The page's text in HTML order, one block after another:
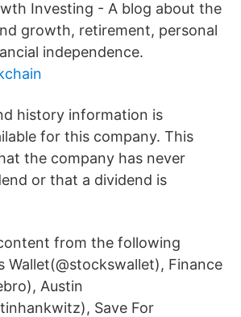
Investing - A blog about the
growth, retirement, personal
independence.
history information is
for this company. This
the company has never
or that a dividend is
from the following
Wallet(@stockswallet), Finance
Austin
Save For